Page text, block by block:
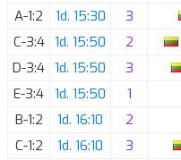
A-1:2
1d. 15:30 3
C-3:4 1d. 15:50 2
D-3:4 1d. 15:50 3
E-3:4 1d. 15:50 1
B-1:2
1d. 16:10 2
C-1:2
1d. 16:10 3